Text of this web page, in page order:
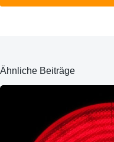
Ähnliche Beiträge